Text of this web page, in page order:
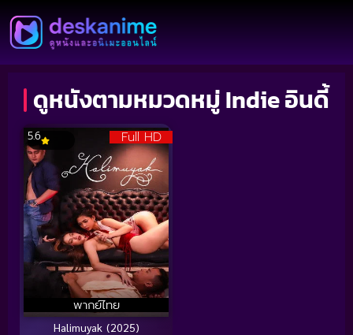
ดูหนังตามหมวดหมู่ Indie อินดี้
Full HD
พากย์ไทย
5.6
Halimuyak (2025)